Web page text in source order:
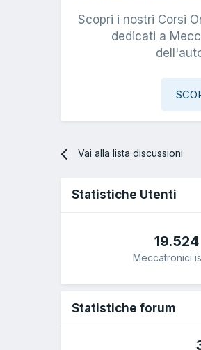
Scopri i nostri Corsi
dedicati a
Vai alla lista discussioni
Statistiche Utenti
19.524
Meccatronici
Statistiche forum